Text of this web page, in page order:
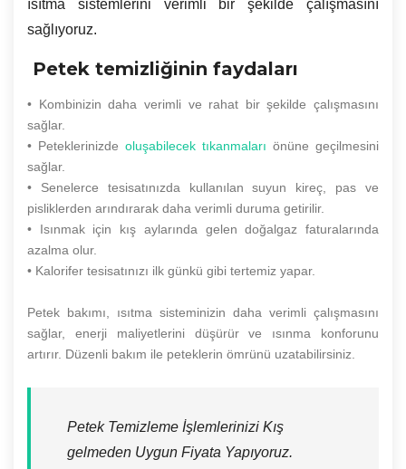
ısıtma sistemlerini verimli bir şekilde çalışmasını
sağlıyoruz.
Petek temizliğinin faydaları
• Kombinizin daha verimli ve rahat bir şekilde çalışmasını
sağlar.
• Peteklerinizde oluşabilecek tıkanmaları önüne geçilmesini
sağlar.
• Senelerce tesisatınızda kullanılan suyun kireç, pas ve
pisliklerden arındırarak daha verimli duruma getirilir.
• Isınmak için kış aylarında gelen doğalgaz faturalarında
azalma olur.
• Kalorifer tesisatınızı ilk günkü gibi tertemiz yapar.
Petek bakımı, ısıtma sisteminizin daha verimli çalışmasını
sağlar, enerji maliyetlerini düşürür ve ısınma konforunu
artırır. Düzenli bakım ile peteklerin ömrünü uzatabilirsiniz.
Petek Temizleme İşlemlerinizi Kış
gelmeden Uygun Fiyata Yapıyoruz.